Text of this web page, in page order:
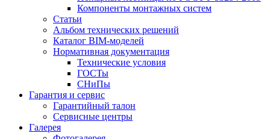
Компоненты монтажных систем
Статьи
Альбом технических решений
Каталог BIM-моделей
Нормативная документация
Технические условия
ГОСТы
СНиПы
Гарантия и сервис
Гарантийный талон
Сервисные центры
Галерея